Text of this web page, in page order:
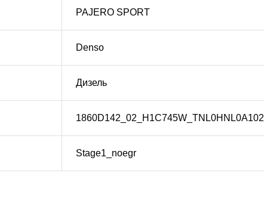
PAJERO SPORT
Denso
Дизель
1860D142_02_H1C745W_TNL0HNL0A102
Stage1_noegr